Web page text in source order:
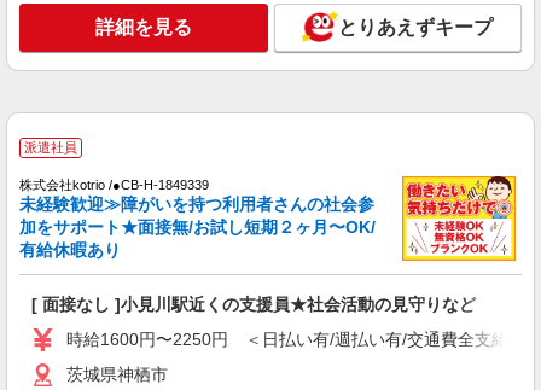
派遣社員
株式会社kotrio /●CB-H-2095396
時給1500円〜2250円 ＜日払い有/週払い有/交
キープ 詳細を見る
派遣社員
株式会社kotrio /●CB-H-1878770
【小見川駅近く】病院でシーツ交換や備品管理
など★看護助手募集
詳細を見る とりあえずキープ
派遣社員
株式会社kotrio /●CB-H-1849339
未経験歓迎≫障がいを持つ利用者さんの社会参
加をサポート★面接無/お試し短期２ヶ月〜OK/
有給休暇あり
[ 面接なし ]小見川駅近くの支援員★社会活動の見守りなど
時給1600円〜2250円 ＜日払い有/週払い有/交通費全支給(ガ
茨城県神栖市